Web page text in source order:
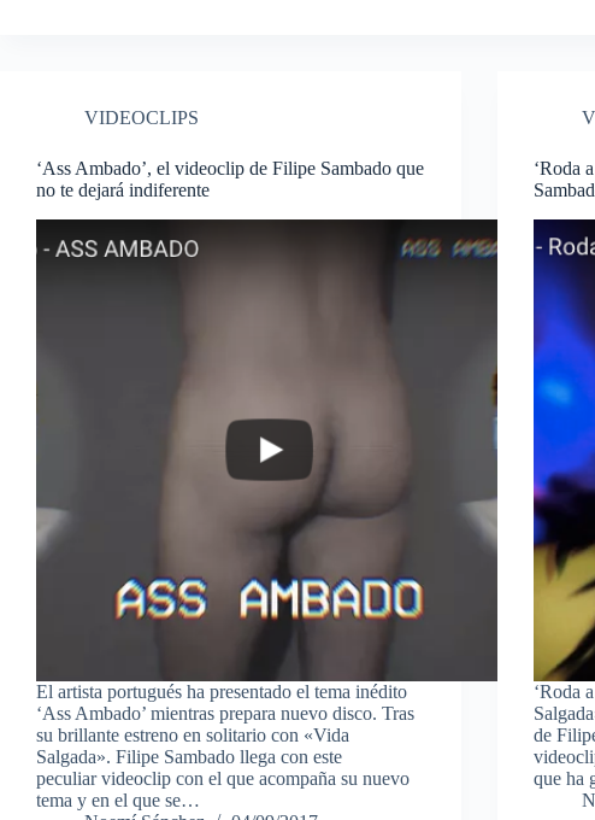
VIDEOCLIPS
‘Ass Ambado’, el videoclip de Filipe Sambado que
no te dejará indiferente
El artista portugués ha presentado el tema inédito
‘Ass Ambado’ mientras prepara nuevo disco. Tras
su brillante estreno en solitario con «Vida
Salgada». Filipe Sambado llega con este
peculiar videoclip con el que acompaña su nuevo
tema y en el que se…
‘Roda
‘Roda
de
que ha